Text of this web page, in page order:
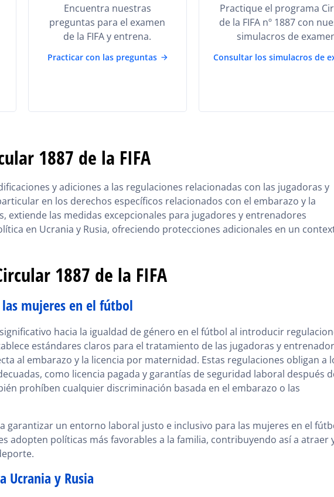
Encuentra nuestras
preguntas para el examen
de la FIFA y entrena.
Practicar con las preguntas
Practique el programa
de la FIFA nº 1887 con
simulacros de
Consultar los simulacros de
1887 de la FIFA
y adiciones a las regulaciones relacionadas con las jugadoras y
en los derechos específicos relacionados con el embarazo y la
extiende las medidas excepcionales para jugadores y entrenadores
en Ucrania y Rusia, ofreciendo protecciones adicionales en un
1887 de la FIFA
las mujeres en el fútbol
hacia la igualdad de género en el fútbol al introducir
estándares claros para el tratamiento de las jugadoras y
al embarazo y la licencia por maternidad. Estas regulaciones obligan a
como licencia pagada y garantías de seguridad laboral después
prohíben cualquier discriminación basada en el embarazo o las
garantizar un entorno laboral justo e inclusivo para las mujeres en el
adopten políticas más favorables a la familia, contribuyendo así a atraer
Ucrania y Rusia